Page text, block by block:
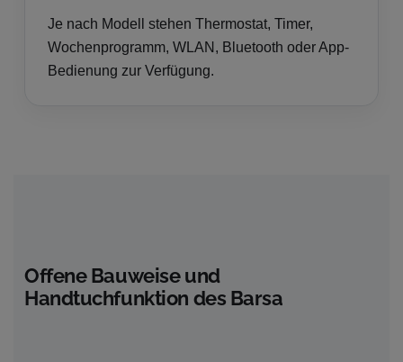
Je nach Modell stehen Thermostat, Timer,
Wochenprogramm, WLAN, Bluetooth oder App-
Bedienung zur Verfügung.
Offene Bauweise und
Handtuchfunktion des Barsa